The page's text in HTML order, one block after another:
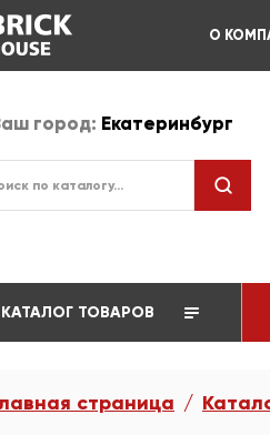
О
город: Екатеринбург
КАТАЛОГ ТОВАРОВ
страница